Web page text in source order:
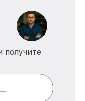
получите